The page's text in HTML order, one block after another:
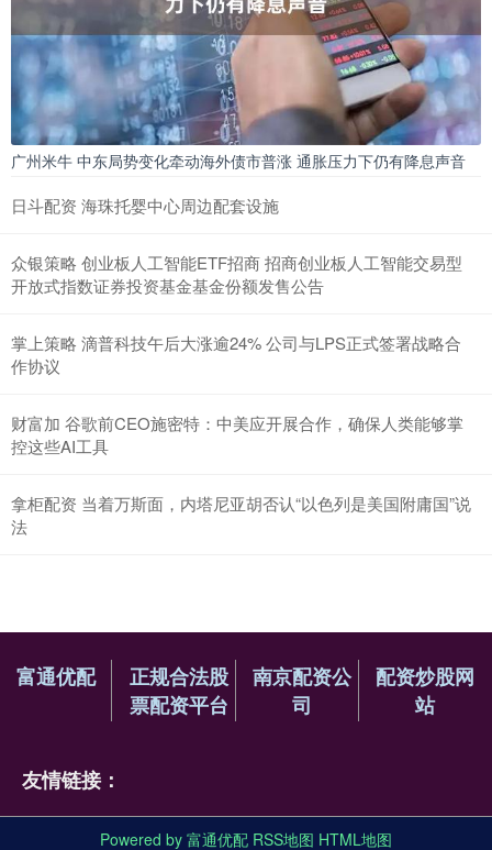
广州米牛 中东局势变化牵动海外债市普涨 通胀压力下仍有降息声音
日斗配资 海珠托婴中心周边配套设施
众银策略 创业板人工智能ETF招商 招商创业板人工智能交易型
开放式指数证券投资基金基金份额发售公告
掌上策略 滴普科技午后大涨逾24% 公司与LPS正式签署战略合
作协议
财富加 谷歌前CEO施密特：中美应开展合作，确保人类能够掌
控这些AI工具
拿柜配资 当着万斯面，内塔尼亚胡否认“以色列是美国附庸国”说
法
富通优配
正规合法股
票配资平台
南京配资公
司
配资炒股网
站
友情链接：
Powered by 富通优配 RSS地图 HTML地图